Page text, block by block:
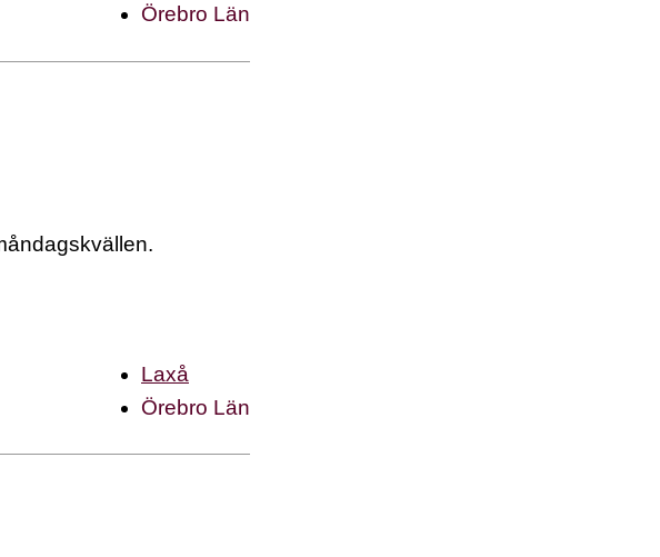
Örebro Län
Laxå
Örebro Län